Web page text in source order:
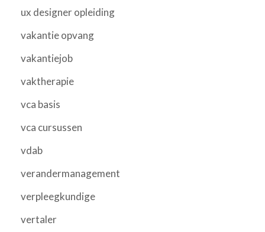
ux designer opleiding
vakantie opvang
vakantiejob
vaktherapie
vca basis
vca cursussen
vdab
verandermanagement
verpleegkundige
vertaler